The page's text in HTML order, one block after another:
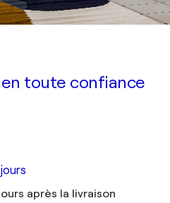
toute confiance
après la livraison